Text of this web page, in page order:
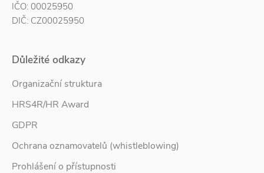
IČO: 00025950
DIČ: CZ00025950
Důležité odkazy
Organizační struktura
HRS4R/HR Award
GDPR
Ochrana oznamovatelů (whistleblowing)
Prohlášení o přístupnosti